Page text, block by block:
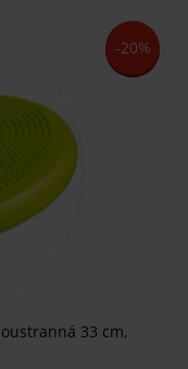
-20%
33 cm,